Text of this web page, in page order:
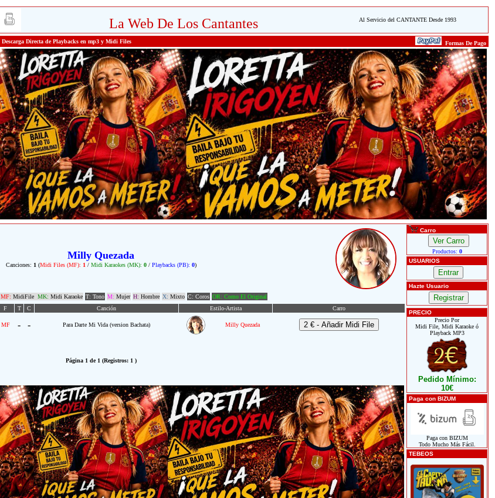
La Web De Los Cantantes Al Servicio del CANTANTE Desde 1993
Descarga Directa de Playbacks en mp3 y Midi Files Formas De Pago
Milly Quezada
Canciones: 1 (Midi Files (MF): 1 /Midi Karaokes (MK): 0/ Playbacks (PB): 0)
MF: MidiFile MK: Midi Karaoke T: Tono M: Mujer H: Hombre X: Mixto C: Coros OR: Como El Original
F T C Canción Estilo-Artista Carro
MF - - Para Darte Mi Vida (version Bachata) Milly Quezada
Página 1 de 1 (Registros: 1 )
Carro
Productos: 0
USUARIOS
Hazte Usuario
PRECIO
Precio Por
Midi File, Midi Karaoke ó
Playback MP3
Pedido Mínimo:
10€
Paga con BIZUM
Paga con BIZUM
Todo Mucho Más Fácil.
TEBEOS